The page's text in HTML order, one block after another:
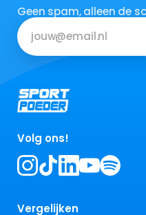
Geen spam, alleen de
Volg ons!
Vergelijken